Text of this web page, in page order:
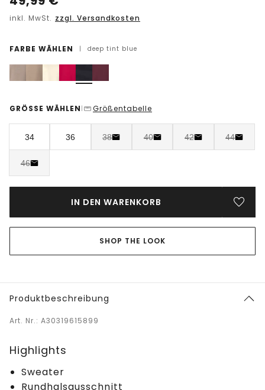
inkl. MwSt. zzgl. Versandkosten
FARBE WÄHLEN | deep tint blue
GRÖSSE WÄHLEN | Größentabelle
34 36 38 40 42 44
46
IN DEN WARENKORB
SHOP THE LOOK
Produktbeschreibung
Art. Nr.: A30319615899
Highlights
Sweater
Rundhalsausschnitt